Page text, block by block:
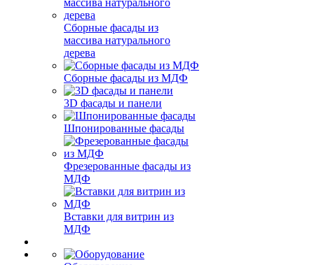
Сборные фасады из
массива натурального
дерева
Сборные фасады из МДФ
3D фасады и панели
Шпонированные фасады
Фрезерованные фасады из
МДФ
Вставки для витрин из
МДФ